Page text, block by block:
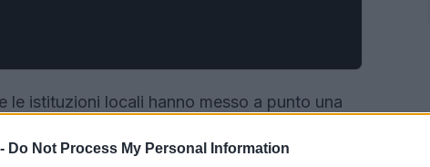
Do Not Process My Personal Information
le istituzioni locali hanno messo a punto una
sicurezza e mobilità sulle coste e nei centri
PrefettureComuni e forze dell’ordine